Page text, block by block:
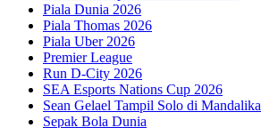
Piala Dunia 2026
Piala Thomas 2026
Piala Uber 2026
Premier League
Run D-City 2026
SEA Esports Nations Cup 2026
Sean Gelael Tampil Solo di Mandalika
Sepak Bola Dunia